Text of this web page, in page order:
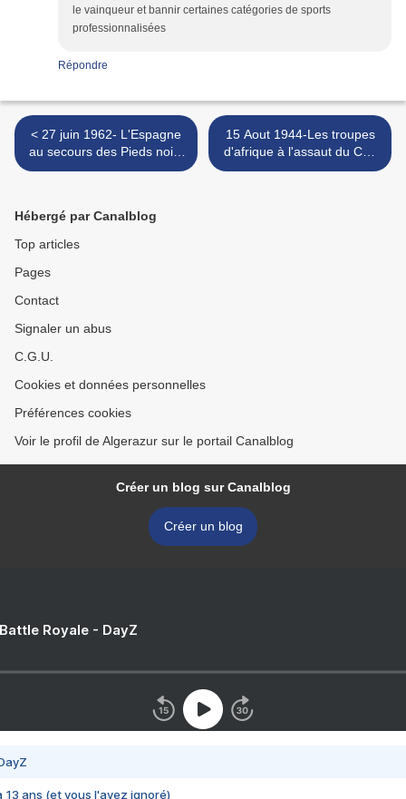
le vainqueur et bannir certaines catégories de sports
professionnalisées
Répondre
< 27 juin 1962- L'Espagne
au secours des Pieds noirs
abandonnés par la France
15 Aout 1944-Les troupes
d'afrique à l'assaut du Cap
Nègre >
Hébergé par Canalblog
Top articles
Pages
Contact
Signaler un abus
C.G.U.
Cookies et données personnelles
Préférences cookies
Voir le profil de Algerazur sur le portail Canalblog
Créer un blog sur Canalblog
Créer un blog
Royale - DayZ
13 ans (et vous l'avez ignoré)